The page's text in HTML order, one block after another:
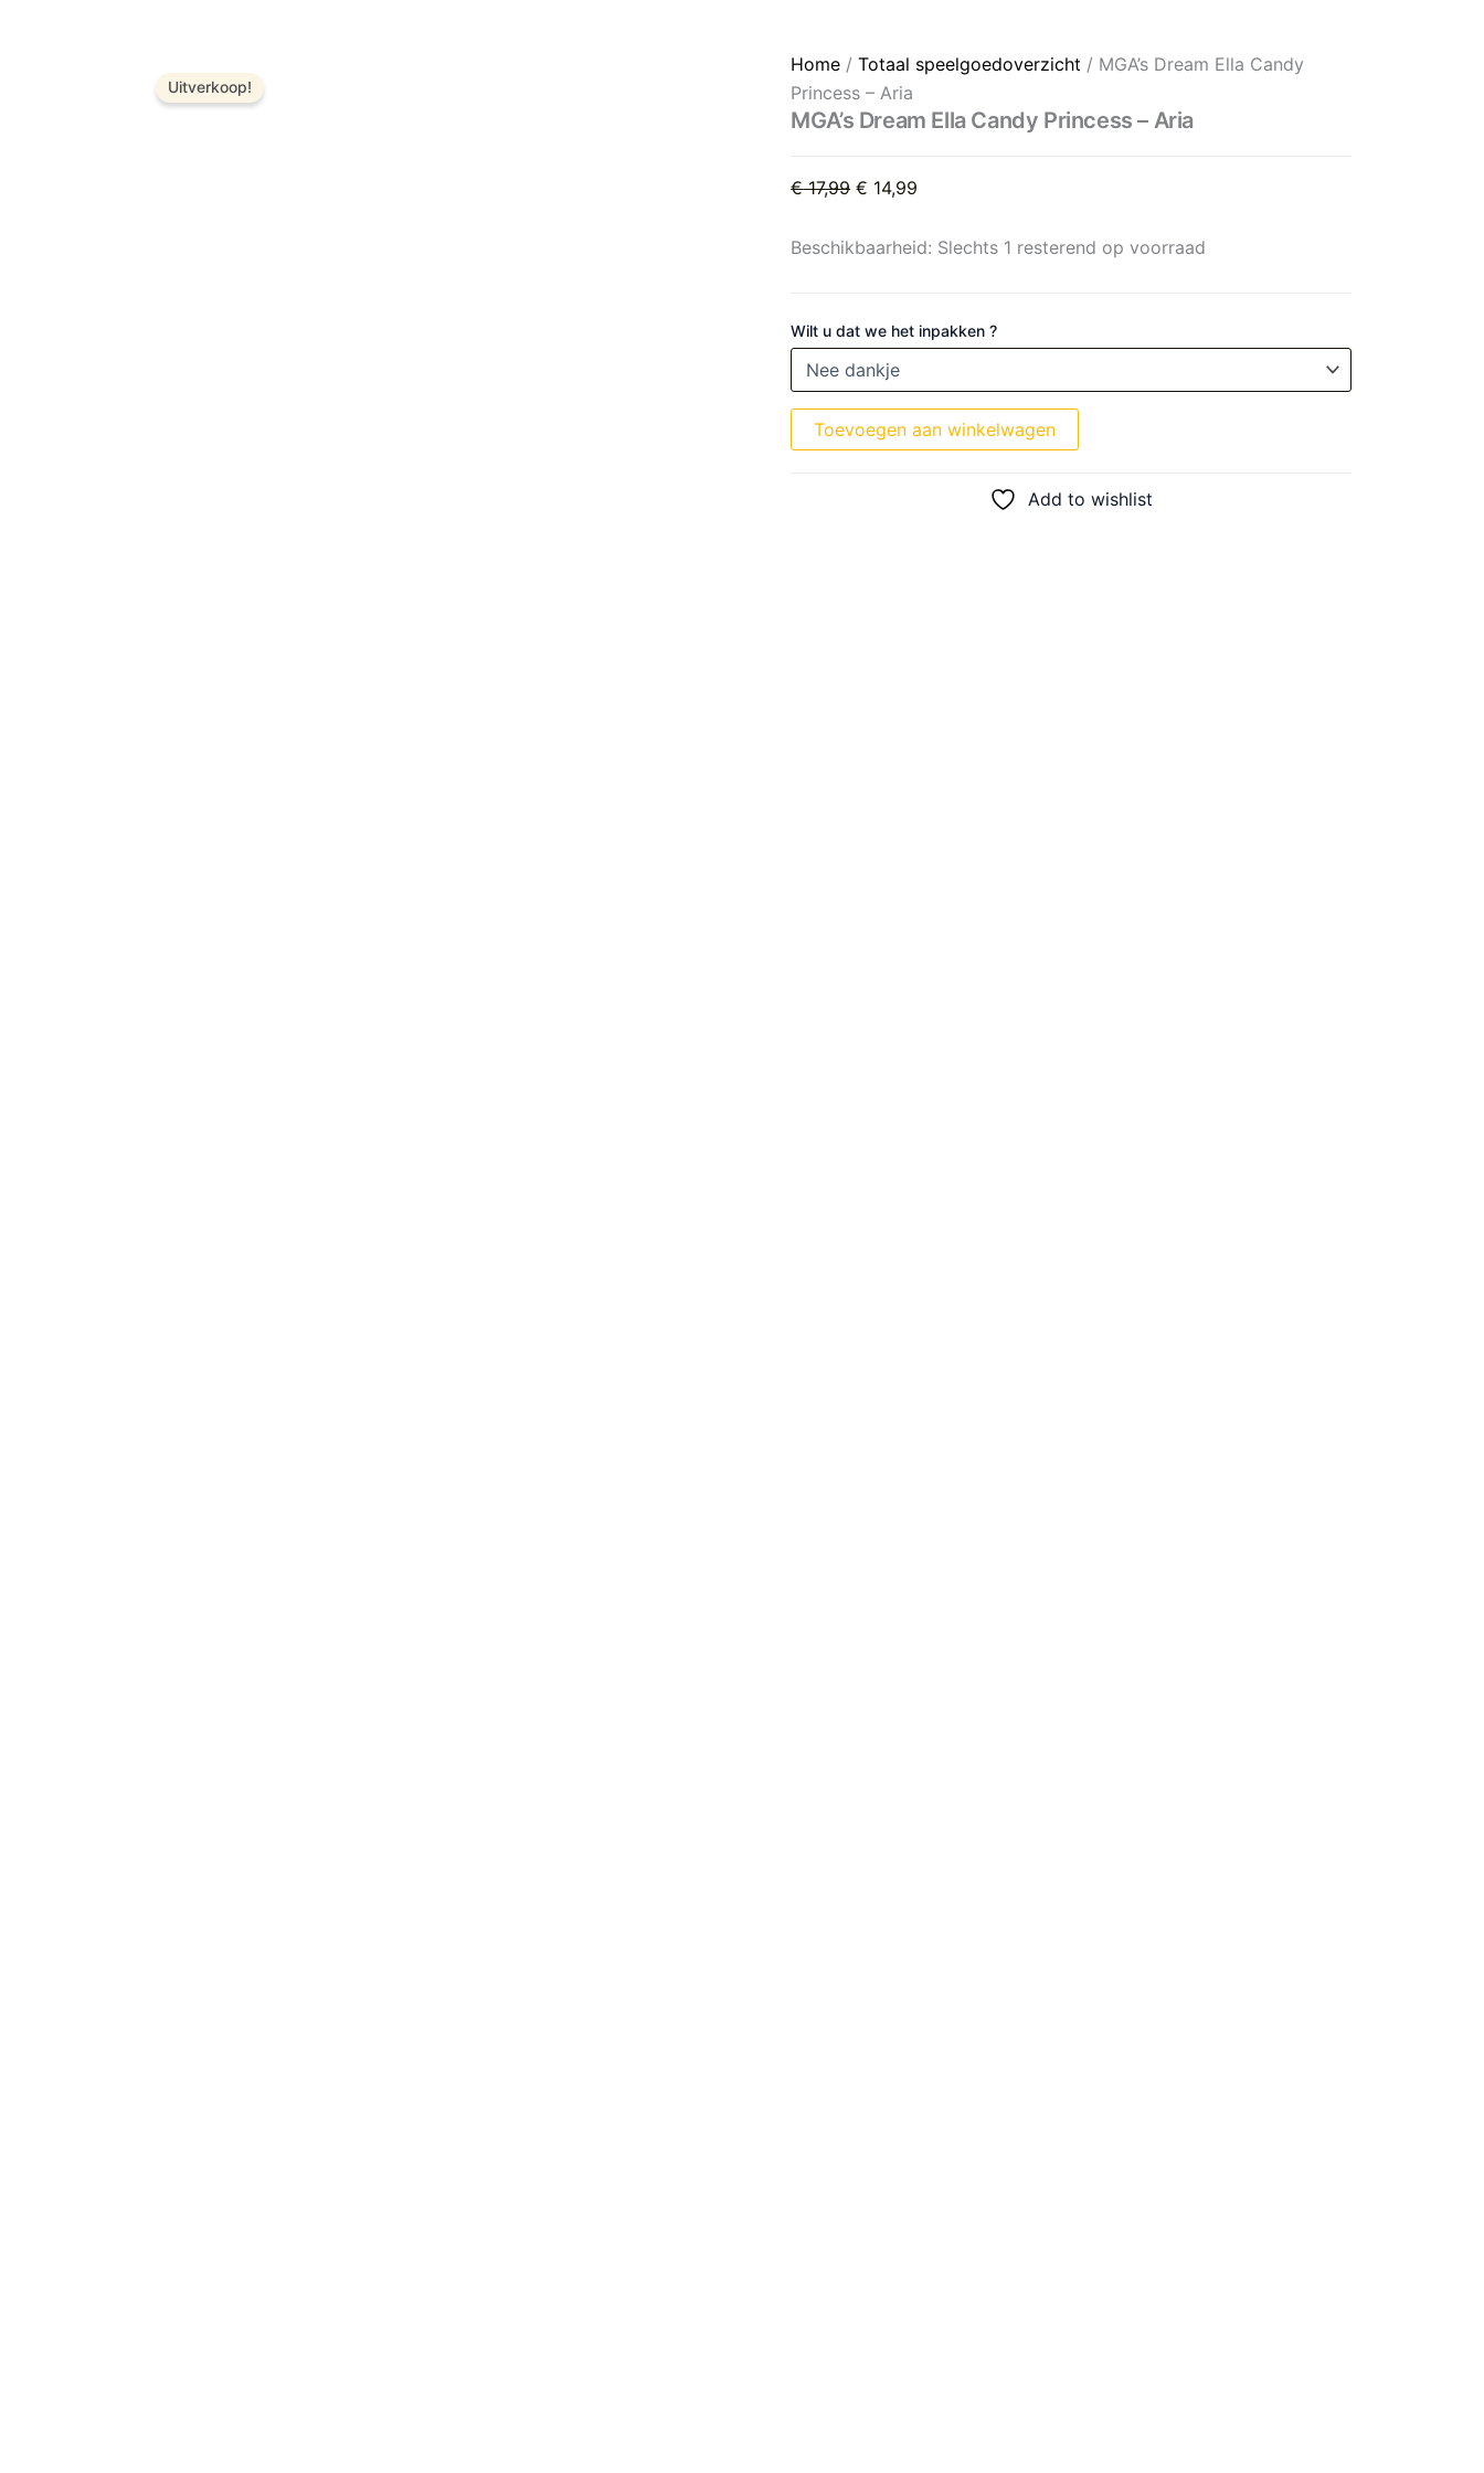
Uitverkoop!
Home /Totaal speelgoedoverzicht / MGA’s Dream Ella Candy
Princess – Aria
MGA’s Dream Ella Candy Princess – Aria
€17,99
Oorspronkelijke prijs was: € 17,99.
€ 14,99
Huidige prijs is: € 14,99.
Beschikbaarheid: Slechts 1 resterend op voorraad
Wilt u dat we het inpakken ?
MGA's Dream Ella Candy Princess - Aria aantal
Toevoegen aan winkelwagen
Add to wishlist